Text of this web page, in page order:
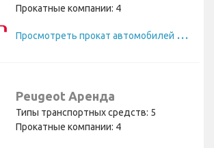
Прокатные компании: 4
П
росмотреть прокат автомобилей Citroen
Peugeot Аренда
Типы транспортных средств: 5
Прокатные компании: 4